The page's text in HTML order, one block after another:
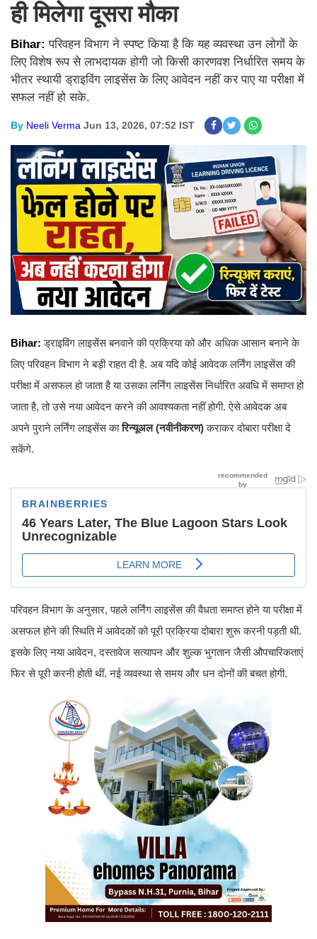
ही मिलेगा दूसरा मौका
Bihar:परिवहन विभाग ने स्पष्ट किया है कि यह व्यवस्था उन लोगों के
लिए विशेष रूप से लाभदायक होगी जो किसी कारणवश निर्धारित समय के
भीतर स्थायी ड्राइविंग लाइसेंस के लिए आवेदन नहीं कर पाए या परीक्षा में
सफल नहीं हो सके.
By Neeli Verma Jun 13, 2026, 07:52 IST
Bihar: ड्राइविंग लाइसेंस बनवाने की प्रक्रिया को और अधिक आसान बनाने के
लिए परिवहन विभाग ने बड़ी राहत दी है. अब यदि कोई आवेदक लर्निंग लाइसेंस की
परीक्षा में असफल हो जाता है या उसका लर्निंग लाइसेंस निर्धारित अवधि में समाप्त हो
जाता है, तो उसे नया आवेदन करने की आवश्यकता नहीं होगी. ऐसे आवेदक अब
अपने पुराने लर्निंग लाइसेंस कारिन्यूअल (नवीनीकरण)कराकर दोबारा परीक्षा दे
सकेंगे.
परिवहन विभाग के अनुसार, पहले लर्निंग लाइसेंस की वैधता समाप्त होने या परीक्षा में
असफल होने की स्थिति में आवेदकों को पूरी प्रक्रिया दोबारा शुरू करनी पड़ती थी.
इसके लिए नया आवेदन, दस्तावेज सत्यापन और शुल्क भुगतान जैसी औपचारिकताएं
फिर से पूरी करनी होती थीं. नई व्यवस्था से समय और धन दोनों की बचत होगी.